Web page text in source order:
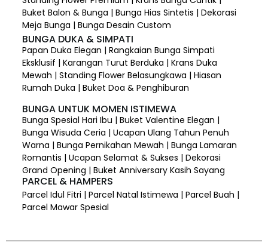
Buket Balon & Bunga | Bunga Hias Sintetis | Dekorasi
Meja Bunga | Bunga Desain Custom
BUNGA DUKA & SIMPATI
Papan Duka Elegan | Rangkaian Bunga Simpati
Eksklusif | Karangan Turut Berduka | Krans Duka
Mewah | Standing Flower Belasungkawa | Hiasan
Rumah Duka | Buket Doa & Penghiburan
BUNGA UNTUK MOMEN ISTIMEWA
Bunga Spesial Hari Ibu | Buket Valentine Elegan |
Bunga Wisuda Ceria | Ucapan Ulang Tahun Penuh
Warna | Bunga Pernikahan Mewah | Bunga Lamaran
Romantis | Ucapan Selamat & Sukses | Dekorasi
Grand Opening | Buket Anniversary Kasih Sayang
PARCEL & HAMPERS
Parcel Idul Fitri | Parcel Natal Istimewa | Parcel Buah |
Parcel Mawar Spesial